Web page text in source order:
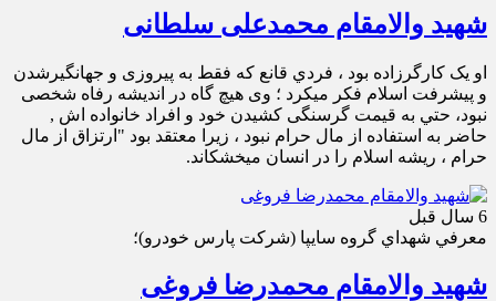
شهید والامقام محمدعلی سلطانی
او یک کارگرزاده بود ، فردي قانع که فقط به پیروزی و جهانگیرشدن
و پیشرفت اسلام فکر میکرد ؛ وی هیچ گاه در اندیشه رفاه شخصی
نبود، حتي به قیمت گرسنگی کشیدن خود و افراد خانواده اش ,
حاضر به استفاده از مال حرام نبود ، زیرا معتقد بود "ارتزاق از مال
حرام ، ریشه اسلام را در انسان میخشکاند.
6 سال قبل
معرفي شهداي گروه سايپا (شركت پارس خودرو)؛
شهید والامقام محمدرضا فروغی